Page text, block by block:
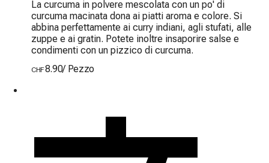
La curcuma in polvere mescolata con un po' di
curcuma macinata dona ai piatti aroma e colore. Si
abbina perfettamente ai curry indiani, agli stufati, alle
zuppe e ai gratin. Potete inoltre insaporire salse e
condimenti con un pizzico di curcuma.
CHF8.90/ Pezzo